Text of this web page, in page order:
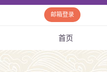
邮箱登录
首页